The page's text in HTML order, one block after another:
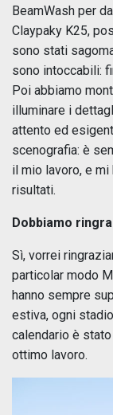
BeamWash per
Claypaky K25,
sono stati
sono intoccabili:
Poi abbiamo
illuminare i
attento ed
scenografia: è
il mio lavoro, e
risultati.
Dobbiamo
Sì, vorrei
particolar modo
hanno sempre
estiva, ogni
calendario è
ottimo lavoro.